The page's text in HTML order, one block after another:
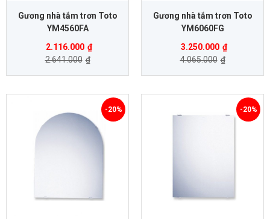
Gương nhà tắm trơn Toto
YM4560FA
2.116.000 ₫
2.641.000 ₫
Gương nhà tắm trơn Toto
YM6060FG
3.250.000 ₫
4.065.000 ₫
-20% -20%